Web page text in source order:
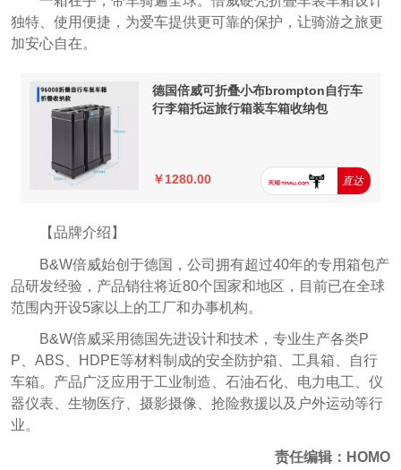
独特、使用便捷，为爱车提供更可靠的保护，让骑游之旅更
加安心自在。
德国倍威可折叠小布brompton自行车
行李箱托运旅行箱装车箱收纳包
￥1280.00 直达
【品牌介绍】
B&W倍威始创于德国，公司拥有超过40年的专用箱包产
品研发经验，产品销往将近80个国家和地区，目前已在全球
范围内开设5家以上的工厂和办事机构。
B&W倍威采用德国先进设计和技术，专业生产各类P
P、ABS、HDPE等材料制成的安全防护箱、工具箱、自行
车箱。产品广泛应用于工业制造、石油石化、电力电工、仪
器仪表、生物医疗、摄影摄像、抢险救援以及户外运动等行
业。
责任编辑：HOMO